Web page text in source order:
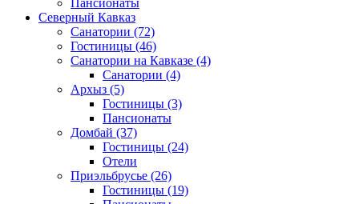
Пансионаты
Северный Кавказ
Санатории (72)
Гостиницы (46)
Санатории на Кавказе (4)
Санатории (4)
Архыз (5)
Гостиницы (3)
Пансионаты
Домбай (37)
Гостиницы (24)
Отели
Приэльбрусье (26)
Гостиницы (19)